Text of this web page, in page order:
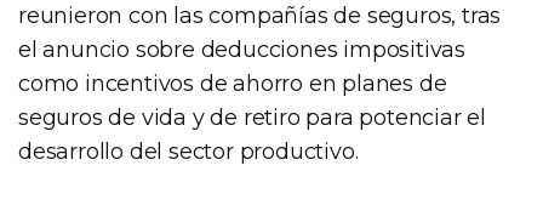
reunieron con las compañías de seguros, tras
el anuncio sobre deducciones impositivas
como incentivos de ahorro en planes de
seguros de vida y de retiro para potenciar el
desarrollo del sector productivo.